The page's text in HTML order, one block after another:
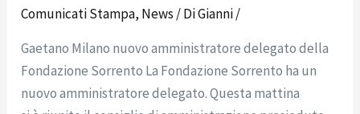
Comunicati Stampa, News / DiGianni/
Gaetano Milano nuovo amministratore delegato della
Fondazione Sorrento La Fondazione Sorrento ha un
nuovo amministratore delegato. Questa mattina